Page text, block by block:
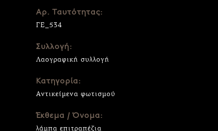
Αρ. Ταυτότητας:
ΓΕ_534
Συλλογή:
Λαογραφική συλλογή
Κατηγορία:
Αντικείμενα φωτισμού
Έκθεμα / Όνομα:
λάμπα επιτραπέζια